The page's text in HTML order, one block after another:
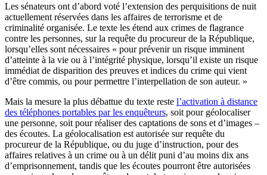
Les sénateurs ont d’abord voté l’extension des perquisitions de nuit
actuellement réservées dans les affaires de terrorisme et de
criminalité organisée. Le texte les étend aux crimes de flagrance
contre les personnes, sur la requête du procureur de la République,
lorsqu’elles sont nécessaires « pour prévenir un risque imminent
d’atteinte à la vie ou à l’intégrité physique, lorsqu’il existe un risque
immédiat de disparition des preuves et indices du crime qui vient
d’être commis, ou pour permettre l’interpellation de son auteur. »
Mais la mesure la plus débattue du texte reste l’activation à distance
des téléphones portables par les enquêteurs, soit pour géolocaliser
une personne, soit pour réaliser des captations de sons et d’images –
des écoutes. La géolocalisation est autorisée sur requête du
procureur de la République, ou du juge d’instruction, pour des
affaires relatives à un crime ou à un délit puni d’au moins dix ans
d’emprisonnement, tandis que les écoutes pourront être autorisées